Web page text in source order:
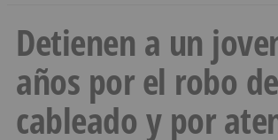
Detienen a un
años por el robo de
cableado y por